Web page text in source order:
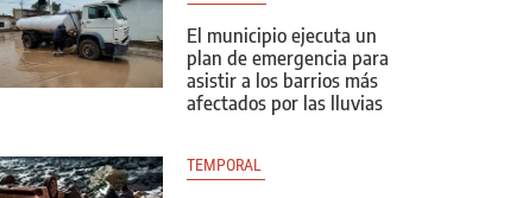
El municipio ejecuta un
plan de emergencia para
asistir a los barrios más
afectados por las lluvias
TEMPORAL